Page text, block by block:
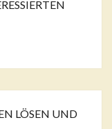
LÖSEN UND